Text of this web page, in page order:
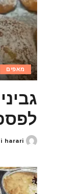
מאפים
Posted
harari